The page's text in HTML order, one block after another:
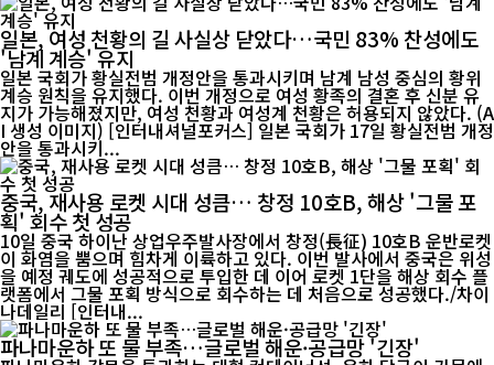
일본, 여성 천황의 길 사실상 닫았다…국민 83% 찬성에도
'남계 계승' 유지
일본 국회가 황실전범 개정안을 통과시키며 남계 남성 중심의 황위
계승 원칙을 유지했다. 이번 개정으로 여성 황족의 결혼 후 신분 유
지가 가능해졌지만, 여성 천황과 여성계 천황은 허용되지 않았다. (A
I 생성 이미지) [인터내셔널포커스] 일본 국회가 17일 황실전범 개정
안을 통과시키...
중국, 재사용 로켓 시대 성큼… 창정 10호B, 해상 '그물 포
획' 회수 첫 성공
10일 중국 하이난 상업우주발사장에서 창정(長征) 10호B 운반로켓
이 화염을 뿜으며 힘차게 이륙하고 있다. 이번 발사에서 중국은 위성
을 예정 궤도에 성공적으로 투입한 데 이어 로켓 1단을 해상 회수 플
랫폼에서 그물 포획 방식으로 회수하는 데 처음으로 성공했다./차이
나데일리 [인터내...
파나마운하 또 물 부족…글로벌 해운·공급망 '긴장'